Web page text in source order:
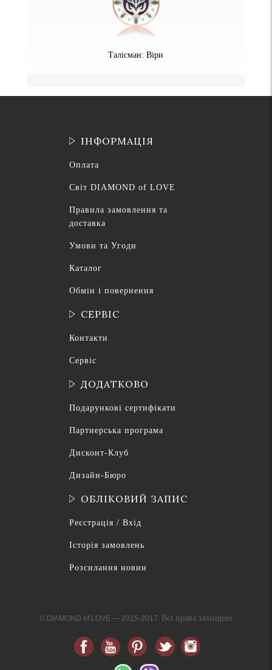
Талісман: Віри
ІНФОРМАЦІЯ
Оплата
Світ DIAMOND of LOVE
Правила замовлення та
доставка
Умови та Угоди
Каталог
Обмін і повернення
СЕРВІС
Контакти
Сервіс
ДОДАТКОВО
Подарункові сертифікати
Партнерська програма
Дисконт-Клуб
Дизайн-Бюро
ОБЛІКОВИЙ ЗАПИС
Реєстрація / Вхід
Історія замовлень
Розсилання новин
© DIAMOND of LOVE — 2015-2017. Всі права захищені